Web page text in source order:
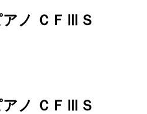
ノ ＣＦⅢＳ
ノ ＣＦⅢＳ